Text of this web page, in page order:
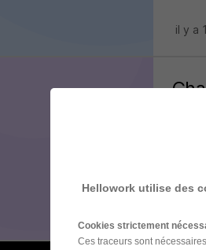
il y a
Hellowork utilise des
Cookies strictement
Ces traceurs sont